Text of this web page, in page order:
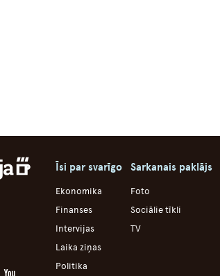
Īsi par svarīgo
Ekonomika
Finanses
Intervijas
Laika ziņas
Politika
Sarkanais paklājs
Foto
Sociālie tīkli
TV